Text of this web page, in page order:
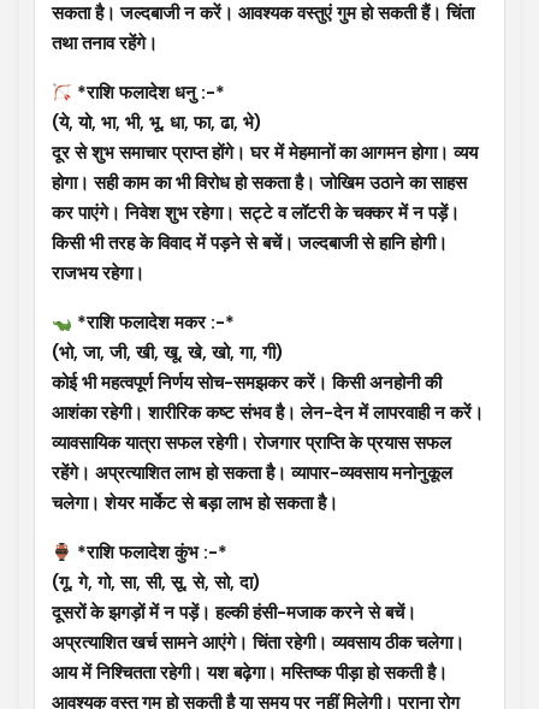
सकता है। जल्दबाजी न करें। आवश्यक वस्तुएं गुम हो सकती हैं। चिंता
तथा तनाव रहेंगे।
*राशि फलादेश धनु :-*
(ये, यो, भा, भी, भू, धा, फा, ढा, भे)
दूर से शुभ समाचार प्राप्त होंगे। घर में मेहमानों का आगमन होगा। व्यय
होगा। सही काम का भी विरोध हो सकता है। जोखिम उठाने का साहस
कर पाएंगे। निवेश शुभ रहेगा। सट्टे व लॉटरी के चक्कर में न पड़ें।
किसी भी तरह के विवाद में पड़ने से बचें। जल्दबाजी से हानि होगी।
राजभय रहेगा।
*राशि फलादेश मकर :-*
(भो, जा, जी, खी, खू, खे, खो, गा, गी)
कोई भी महत्वपूर्ण निर्णय सोच-समझकर करें। किसी अनहोनी की
आशंका रहेगी। शारीरिक कष्ट संभव है। लेन-देन में लापरवाही न करें।
व्यावसायिक यात्रा सफल रहेगी। रोजगार प्राप्ति के प्रयास सफल
रहेंगे। अप्रत्याशित लाभ हो सकता है। व्यापार-व्यवसाय मनोनुकूल
चलेगा। शेयर मार्केट से बड़ा लाभ हो सकता है।
*राशि फलादेश कुंभ :-*
(गू, गे, गो, सा, सी, सू, से, सो, दा)
दूसरों के झगड़ों में न पड़ें। हल्की हंसी-मजाक करने से बचें।
अप्रत्याशित खर्च सामने आएंगे। चिंता रहेगी। व्यवसाय ठीक चलेगा।
आय में निश्चितता रहेगी। यश बढ़ेगा। मस्तिष्क पीड़ा हो सकती है।
आवश्यक वस्तु गुम हो सकती है या समय पर नहीं मिलेगी। पुराना रोग